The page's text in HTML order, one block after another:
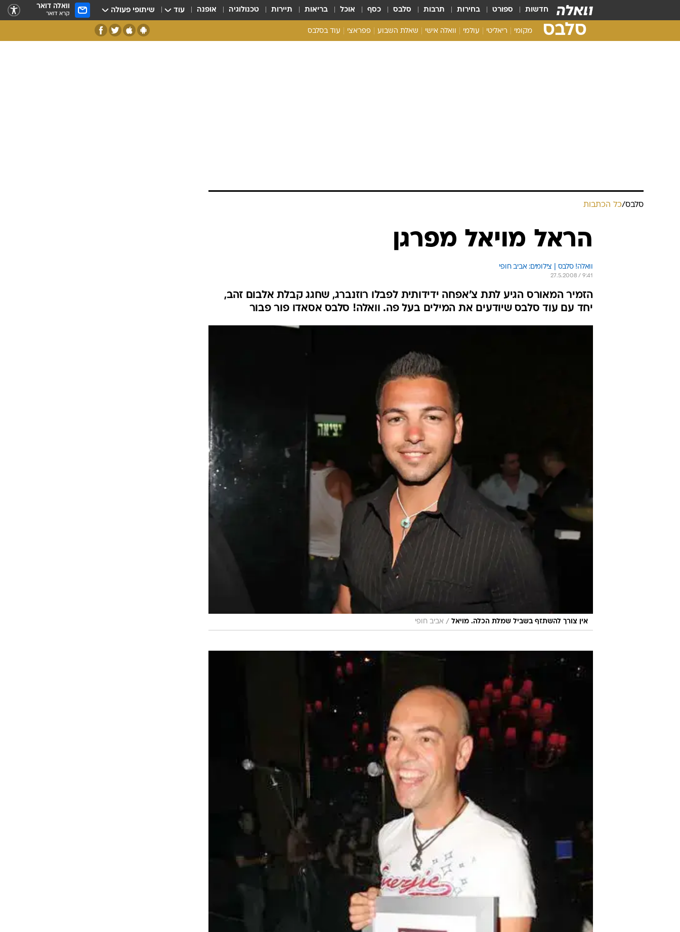
חדשות ספורט בחירות תרבות סלבס כסף אוכל בריאות תיירות טכנולוגיה אופנה עוד שיתופי פעולה וואלה דואר
קרא דואר
סלבס מקומי ריאליטי עולמי וואלה אישי שאלת השבוע פפראצי עוד בסלבס
סלבס/כל הכתבות
הראל מויאל מפרגן
וואלה! סלבס | צילומים: אביב חופי
27.5.2008 / 9:41
הזמיר המאורס הגיע לתת צ'אפחה ידידותית לפבלו רוזנברג, שחגג קבלת אלבום זהב,
יחד עם עוד סלבס שיודעים את המילים בעל פה. וואלה! סלבס אסאדו פור פבור
אין צורך להשתזף בשביל שמלת הכלה. מויאל / אביב חופי